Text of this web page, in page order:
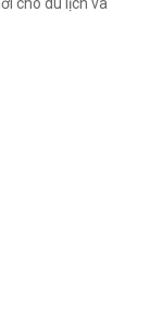
cho du lịch và